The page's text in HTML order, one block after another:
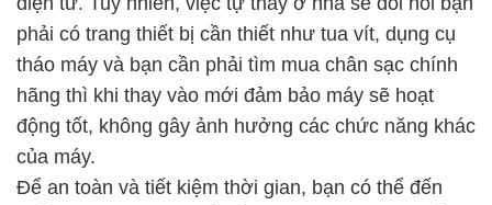
phải có trang thiết bị cần thiết như tua vít, dụng cụ
tháo máy và bạn cần phải tìm mua chân sạc chính
hãng thì khi thay vào mới đảm bảo máy sẽ hoạt
động tốt, không gây ảnh hưởng các chức năng khác
của máy.
Để an toàn và tiết kiệm thời gian, bạn có thể đến